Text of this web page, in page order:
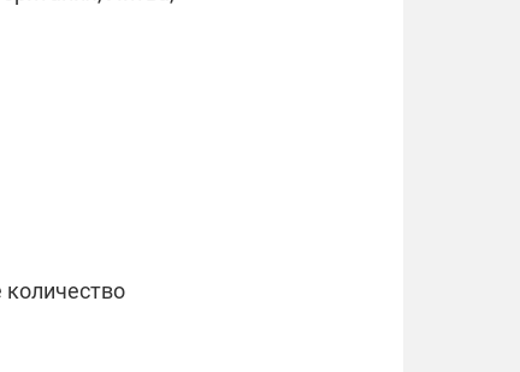
количество